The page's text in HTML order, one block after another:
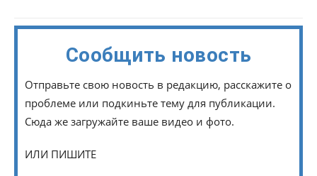
Сообщить новость
Отправьте свою новость в редакцию, расскажите о
проблеме или подкиньте тему для публикации.
Сюда же загружайте ваше видео и фото.
ИЛИ ПИШИТЕ